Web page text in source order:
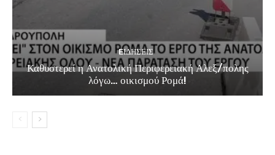
EΙΔΗΣΕΙΣ
Καθυστερεί η Ανατολική Περιφερειακή Αλεξ/πολης
λόγω… οικισμού Ρομά!